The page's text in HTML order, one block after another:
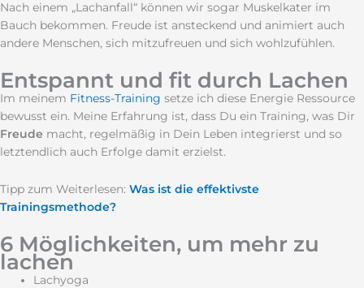
Nach einem „Lachanfall“ können wir sogar Muskelkater im
Bauch bekommen. Freude ist ansteckend und animiert auch
andere Menschen, sich mitzufreuen und sich wohlzufühlen.
Entspannt und fit durch Lachen
Im meinem Fitness-Training setze ich diese Energie Ressource
bewusst ein. Meine Erfahrung ist, dass Du ein Training, was Dir
Freude macht, regelmäßig in Dein Leben integrierst und so
letztendlich auch Erfolge damit erzielst.
Tipp zum Weiterlesen: Was ist die effektivste
Trainingsmethode?
6 Möglichkeiten, um mehr zu
lachen
Lachyoga